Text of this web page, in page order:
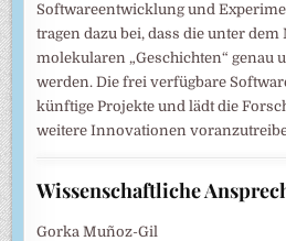
Softwareentwicklung und
tragen dazu bei, dass die unter
molekularen „Geschichten“ genau
werden. Die frei verfügbare
künftige Projekte und lädt die
weitere Innovationen
Wissenschaftliche
Gorka Muñoz-Gil